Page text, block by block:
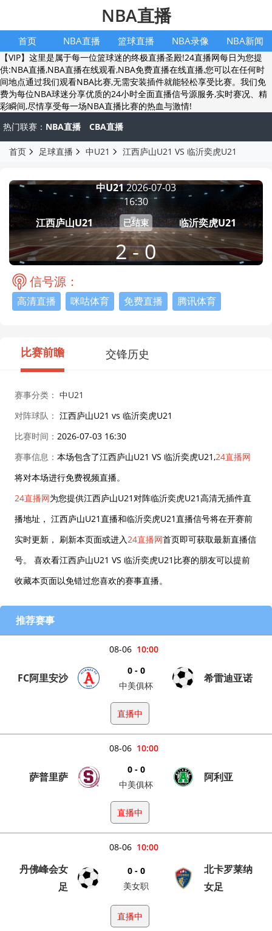
NBA直播
首页 NBA直播 篮球直播 NBA录像 NBA新闻
【VIP】这里是属于每一位篮球迷的终极直播圣殿!24直播网每日为您提
供:NBA直播,NBA直播在线观看,NBA免费直播在线直播,您可以在任何时
间地点通过我们观看NBA比赛,无需安装插件就能轻松享受比赛。我们免
费为每位NBA球迷分享优质的24小时全面直播信号源服务,实时赛况、精
彩瞬间,尽情享受每一场NBA直播比赛的热血与激情!
热门联赛： NBA直播 CBA直播
首页 足球直播 中U21 江西庐山U21 VS 临沂奕虎U21
江西庐山U21
中U212026-07-03
16:30
已结束
2 - 0
临沂奕虎U21
信号源：
高清直播 咪咕体育 免费直播 腾讯体育
比赛前瞻 交锋历史
赛事分类： 中U21
对阵球队： 江西庐山U21 vs 临沂奕虎U21
比赛时间： 2026-07-03 16:30
赛事信息： 本场包含了江西庐山U21 VS 临沂奕虎U21,24直播网
将对本场进行免费视频直播。
24直播网为您提供江西庐山U21对阵临沂奕虎U21高清无插件直
播地址， 江西庐山U21直播和临沂奕虎U21直播信号将在开赛前
实时更新， 刷新本页面或进入24直播网首页即可获取最新直播信
号。 喜欢看江西庐山U21 VS 临沂奕虎U21比赛的朋友可以提前
收藏本页面以免错过您喜欢的赛事直播。
推荐赛事
10:00
08-06
FC阿里安沙
0 - 0
中美俱杯
希雷迪亚诺
直播中
10:00
08-06
萨普里萨
0 - 0
中美俱杯
阿利亚
直播中
10:00
08-06
丹佛峰会女
足
0 - 0
美女职
北卡罗莱纳
女足
直播中